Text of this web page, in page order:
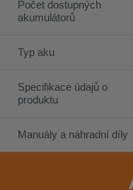
Počet dostupných
akumulátorů
Typ aku
Specifikace údajů o
produktu
Manuály a náhradní díly